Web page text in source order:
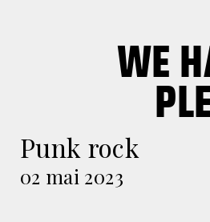
WE
Punk rock
02 mai 2023